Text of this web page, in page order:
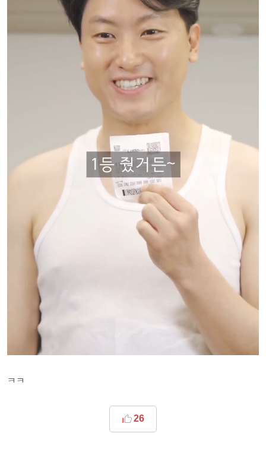
ㅋㅋ
26